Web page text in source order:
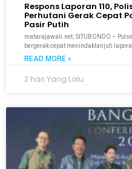
Respons Laporan 110,
Perhutani Gerak Cepat
Pasir Putih
matarajawali.net; SITUBONDO –
bergerak cepat menindaklanjuti
READ MORE »
2 hari Yang Lalu